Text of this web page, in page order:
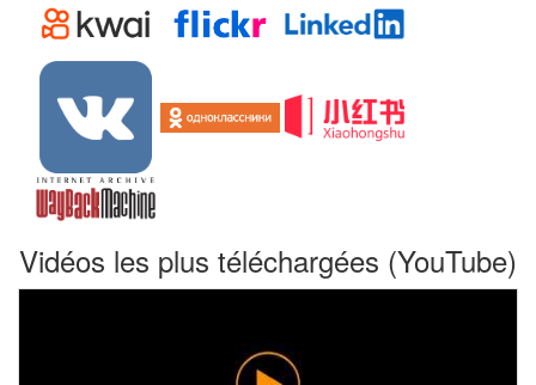
Vidéos les plus téléchargées (YouTube)